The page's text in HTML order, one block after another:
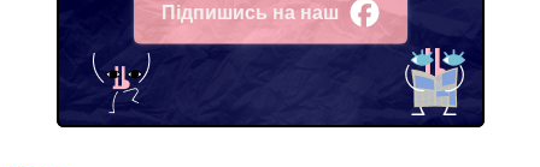
Підпишись на наш
Facebook